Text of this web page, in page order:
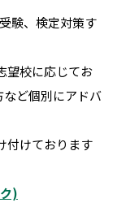
験、検定対策す
望校に応じてお
ど個別にアドバ
付けております
)